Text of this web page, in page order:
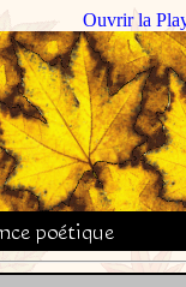
Ouvrir la